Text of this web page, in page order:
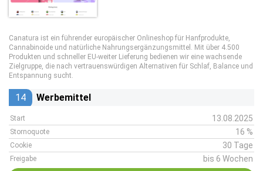
Canatura ist ein führender europäischer Onlineshop für Hanfprodukte,
Cannabinoide und natürliche Nahrungsergänzungsmittel. Mit über 4.500
Produkten und schneller EU-weiter Lieferung bedienen wir eine wachsende
Zielgruppe, die nach vertrauenswürdigen Alternativen für Schlaf, Balance und
Entspannung sucht.
14 Werbemittel
Start 13.08.2025
Stornoquote 16 %
Cookie 30 Tage
Freigabe bis 6 Wochen